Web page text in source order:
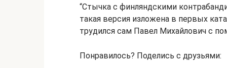
“Стычка с финляндскими
такая версия изложена в первых
трудился сам Павел Михайлович с
Понравилось? Поделись с друзьями: